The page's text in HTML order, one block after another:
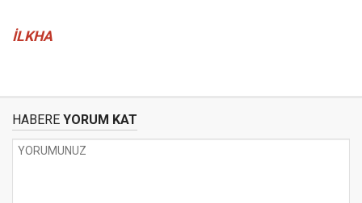
İLKHA
HABERE YORUM KAT